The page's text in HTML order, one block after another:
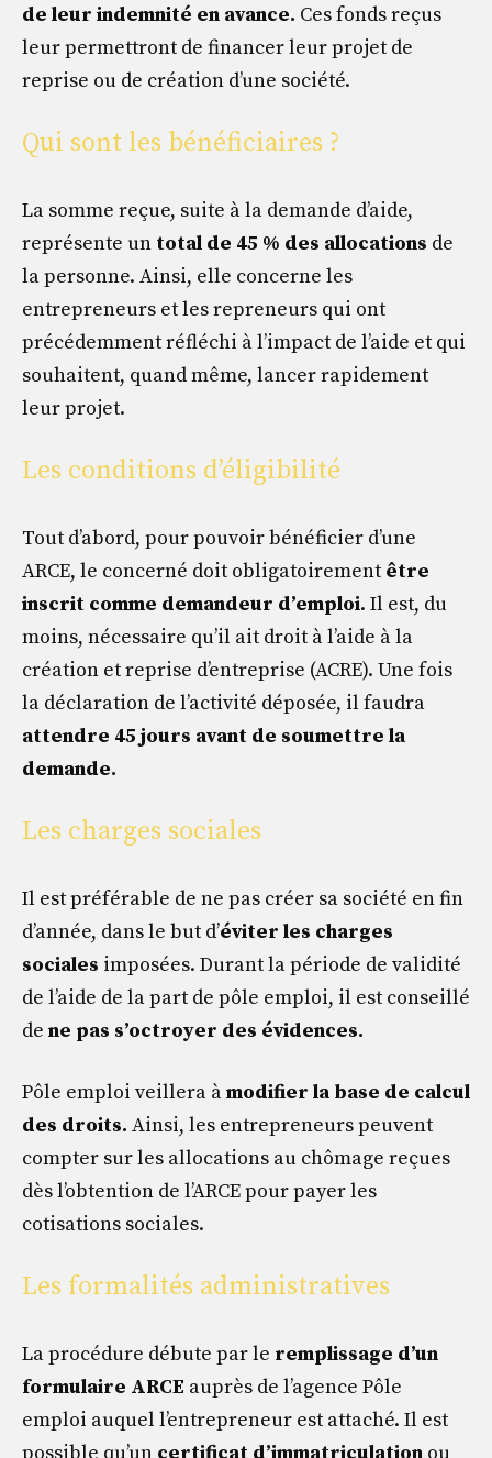
de leur indemnité en avance. Ces fonds reçus
leur permettront de financer leur projet de
reprise ou de création d’une société.
Qui sont les bénéficiaires ?
La somme reçue, suite à la demande d’aide,
représente un total de 45 % des allocations de
la personne. Ainsi, elle concerne les
entrepreneurs et les repreneurs qui ont
précédemment réfléchi à l’impact de l’aide et qui
souhaitent, quand même, lancer rapidement
leur projet.
Les conditions d’éligibilité
Tout d’abord, pour pouvoir bénéficier d’une
ARCE, le concerné doit obligatoirement être
inscrit comme demandeur d’emploi. Il est, du
moins, nécessaire qu’il ait droit à l’aide à la
création et reprise d’entreprise (ACRE). Une fois
la déclaration de l’activité déposée, il faudra
attendre 45 jours avant de soumettre la
demande.
Les charges sociales
Il est préférable de ne pas créer sa société en fin
d’année, dans le but d’éviter les charges
sociales imposées. Durant la période de validité
de l’aide de la part de pôle emploi, il est conseillé
de ne pas s’octroyer des évidences.
Pôle emploi veillera àmodifier la base de calcul
des droits. Ainsi, les entrepreneurs peuvent
compter sur les allocations au chômage reçues
dès l’obtention de l’ARCE pour payer les
cotisations sociales.
Les formalités administratives
La procédure débute par le remplissage d’un
formulaire ARCE auprès de l’agence Pôle
emploi auquel l’entrepreneur est attaché. Il est
possible qu’un certificat d’immatriculation ou